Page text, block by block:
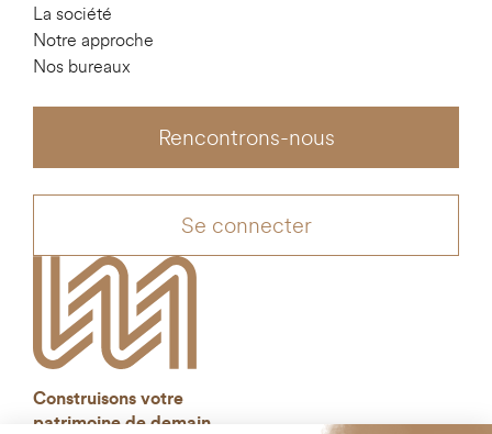
La société
Notre approche
Nos bureaux
Rencontrons-nous
Se connecter
Construisons votre
patrimoine de demain